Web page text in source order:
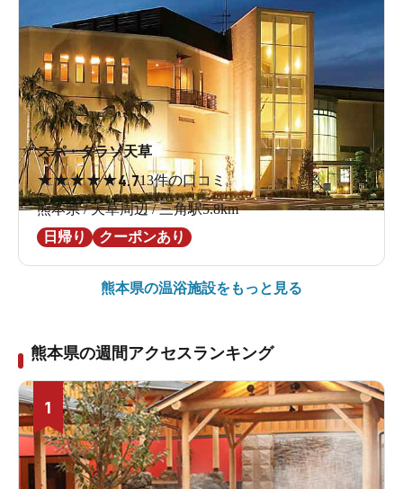
スパ・タラソ天草
★★★★★4.713件の口コミ
熊本県 / 天草周辺 / 三角駅5.8km
日帰り
クーポンあり
熊本県の温浴施設をもっと見る
熊本県の週間アクセスランキング
1